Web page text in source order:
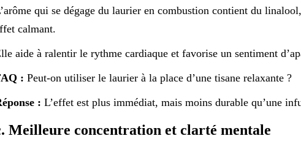
qui se dégage du laurier en combustion contient du
calmant.
aide à ralentir le rythme cardiaque et favorise un sentiment
: Peut-on utiliser le laurier à la place d’une tisane relaxante ?
: L’effet est plus immédiat, mais moins durable qu’une
Meilleure concentration et clarté mentale